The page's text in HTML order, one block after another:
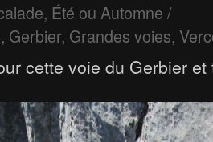
, Été ou Automne /
, Gerbier, Grandes voies,
cette voie du Gerbier